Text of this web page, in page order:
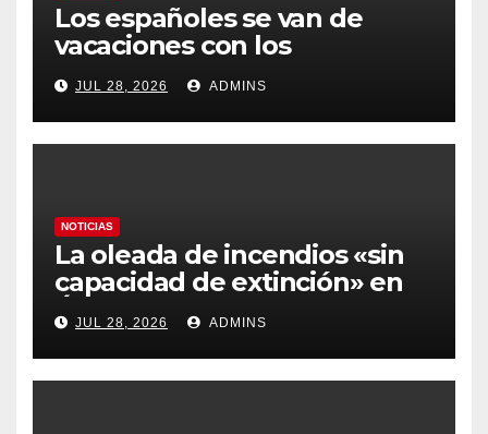
Los españoles se van de
vacaciones con los
carburantes hasta un 21%
más caros que el año pasado
y los hoteles disparados
JUL 28, 2026 ADMINS
NOTICIAS
La oleada de incendios «sin
capacidad de extinción» en
Ávila y al oeste de Madrid
obliga a declarar la
emergencia nacional
JUL 28, 2026 ADMINS